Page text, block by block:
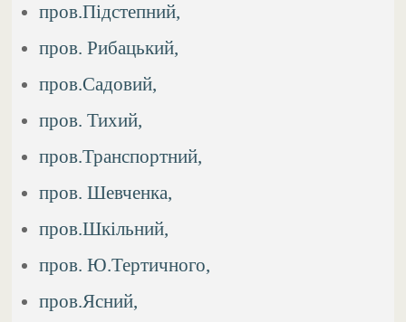
пров.Підстепний,
пров. Рибацький,
пров.Садовий,
пров. Тихий,
пров.Транспортний,
пров. Шевченка,
пров.Шкільний,
пров. Ю.Тертичного,
пров.Ясний,